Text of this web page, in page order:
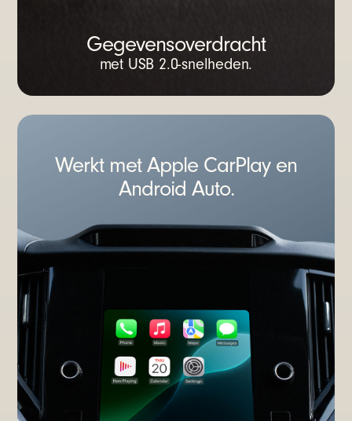
Gegevensoverdracht
met USB 2.0-snelheden.
Werkt met Apple CarPlay en
Android Auto.